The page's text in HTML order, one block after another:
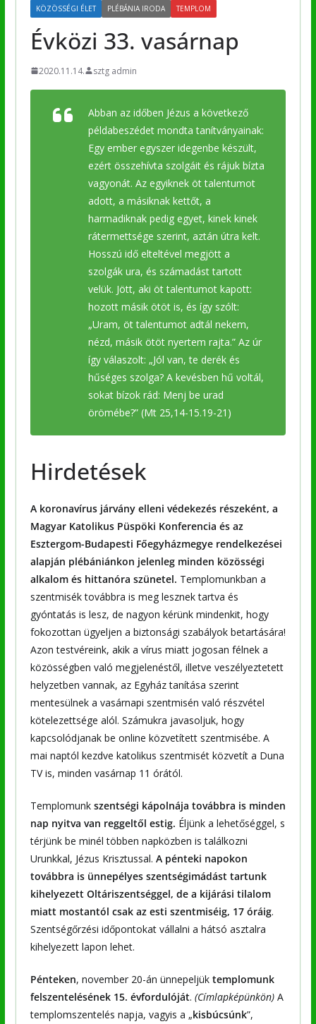
KÖZÖSSÉGI ÉLET PLÉBÁNIA IRODA TEMPLOM
Évközi 33. vasárnap
2020.11.14. sztg admin
Abban az időben Jézus a következő
példabeszédet mondta tanítványainak:
Egy ember egyszer idegenbe készült,
ezért összehívta szolgáit és rájuk bízta
vagyonát. Az egyiknek öt talentumot
adott, a másiknak kettőt, a
harmadiknak pedig egyet, kinek kinek
rátermettsége szerint, aztán útra kelt.
Hosszú idő elteltével megjött a
szolgák ura, és számadást tartott
velük. Jött, aki öt talentumot kapott:
hozott másik ötöt is, és így szólt:
„Uram, öt talentumot adtál nekem,
nézd, másik ötöt nyertem rajta.” Az úr
így válaszolt: „Jól van, te derék és
hűséges szolga? A kevésben hű voltál,
sokat bízok rád: Menj be urad
örömébe?” (Mt 25,14-15.19-21)
Hirdetések
A koronavírus járvány elleni védekezés részeként, a
Magyar Katolikus Püspöki Konferencia és az
Esztergom-Budapesti Főegyházmegye rendelkezései
alapján plébániánkon jelenleg minden közösségi
alkalom és hittanóra szünetel. Templomunkban a
szentmisék továbbra is meg lesznek tartva és
gyóntatás is lesz, de nagyon kérünk mindenkit, hogy
fokozottan ügyeljen a biztonsági szabályok betartására!
Azon testvéreink, akik a vírus miatt jogosan félnek a
közösségben való megjelenéstől, illetve veszélyeztetett
helyzetben vannak, az Egyház tanítása szerint
mentesülnek a vasárnapi szentmisén való részvétel
kötelezettsége alól. Számukra javasoljuk, hogy
kapcsolódjanak be online közvetített szentmisébe. A
mai naptól kezdve katolikus szentmisét közvetít a Duna
TV is, minden vasárnap 11 órától.
Templomunk szentségi kápolnája továbbra is minden
nap nyitva van reggeltől estig. Éljünk a lehetőséggel, s
térjünk be minél többen napközben is találkozni
Urunkkal, Jézus Krisztussal. A pénteki napokon
továbbra is ünnepélyes szentségimádást tartunk
kihelyezett Oltáriszentséggel, de a kijárási tilalom
miatt mostantól csak az esti szentmiséig, 17 óráig.
Szentségőrzési időpontokat vállalni a hátsó asztalra
kihelyezett lapon lehet.
Pénteken, november 20-án ünnepeljük templomunk
felszentelésének 15. évfordulóját. (Címlapképünkön) A
templomszentelés napja, vagyis a „kisbúcsúnk”,